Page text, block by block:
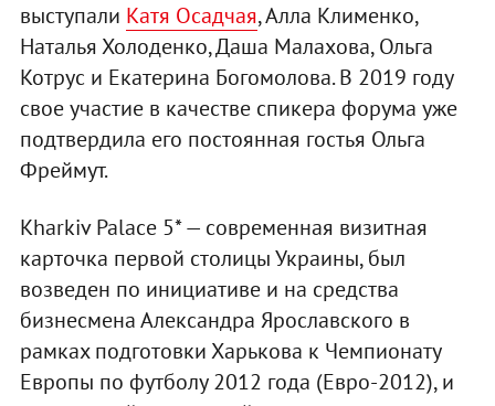
выступали Катя Осадчая, Алла Клименко,
Наталья Холоденко, Даша Малахова, Ольга
Котрус и Екатерина Богомолова. В 2019 году
свое участие в качестве спикера форума уже
подтвердила его постоянная гостья Ольга
Фреймут.
Kharkiv Palace 5* — современная визитная
карточка первой столицы Украины, был
возведен по инициативе и на средства
бизнесмена Александра Ярославского в
рамках подготовки Харькова к Чемпионату
Европы по футболу 2012 года (Евро-2012), и